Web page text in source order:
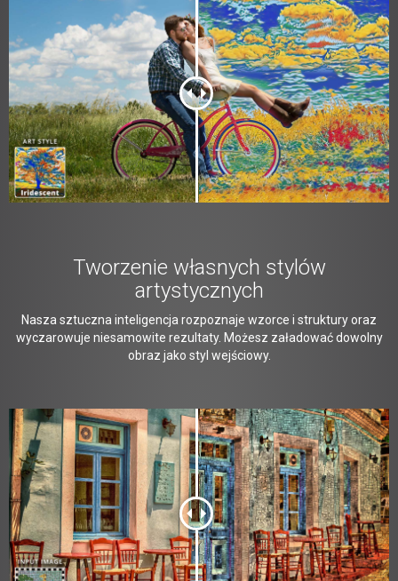
Tworzenie własnych stylów
artystycznych
Nasza sztuczna inteligencja rozpoznaje wzorce i struktury oraz
wyczarowuje niesamowite rezultaty. Możesz załadować dowolny
obraz jako styl wejściowy.